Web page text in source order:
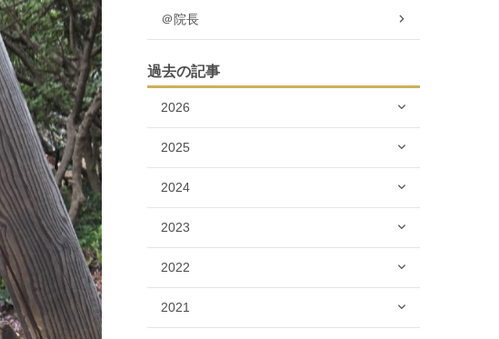
＠院長
過去の記事
2026
2025
2024
2023
2022
2021